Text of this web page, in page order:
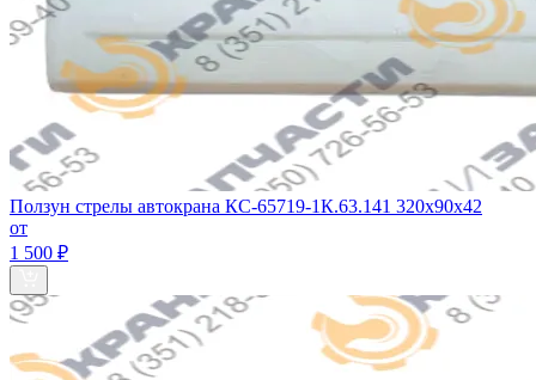
Ползун стрелы автокрана КС-65719-1К.63.141 320х90х42
от
1 500 ₽